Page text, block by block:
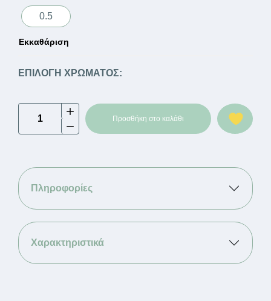
0.5
Εκκαθάριση
ΕΠΙΛΟΓΉ ΧΡΏΜΑΤΟΣ:
Flex
με
πόδια
0.5
Tog
Προσθήκη στο καλάθι
Πληροφορίες
Χαρακτηριστικά